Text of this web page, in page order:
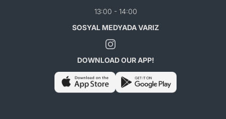
13:00 - 14:00
SOSYAL MEDYADA VARIZ
DOWNLOAD OUR APP!